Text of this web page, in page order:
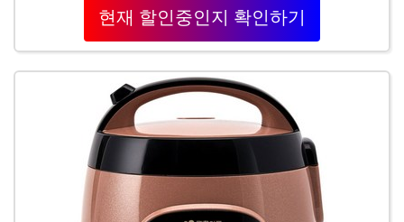
현재 할인중인지 확인하기